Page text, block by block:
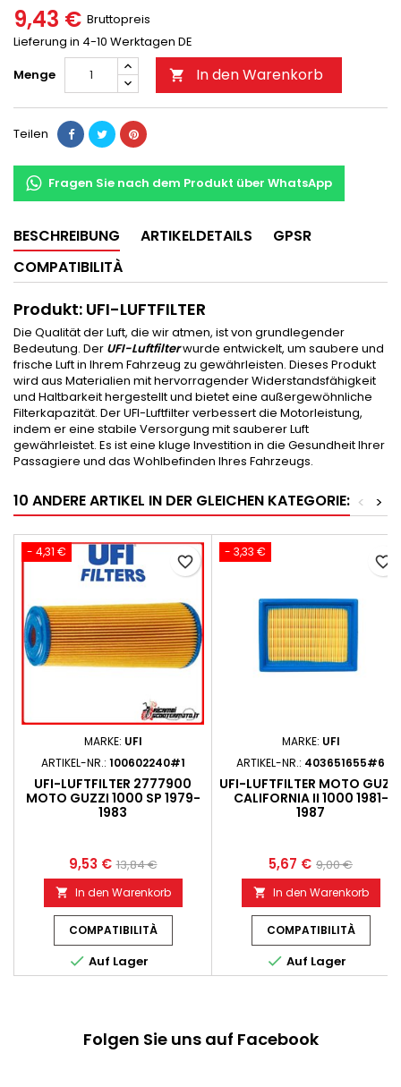
9,43 € Bruttopreis
Lieferung in 4-10 Werktagen DE
Menge
 In den Warenkorb
Teilen
Fragen Sie nach dem Produkt über WhatsApp
BESCHREIBUNG ARTIKELDETAILS
GPSR
COMPATIBILITÀ
Produkt: UFI-LUFTFILTER
Die Qualität der Luft, die wir atmen, ist von grundlegender
Bedeutung. Der UFI-Luftfilterwurde entwickelt, um saubere und
frische Luft in Ihrem Fahrzeug zu gewährleisten. Dieses Produkt
wird aus Materialien mit hervorragender Widerstandsfähigkeit
und Haltbarkeit hergestellt und bietet eine außergewöhnliche
Filterkapazität. Der UFI-Luftfilter verbessert die Motorleistung,
indem er eine stabile Versorgung mit sauberer Luft
gewährleistet. Es ist eine kluge Investition in die Gesundheit Ihrer
Passagiere und das Wohlbefinden Ihres Fahrzeugs.
10 ANDERE ARTIKEL IN DER GLEICHEN KATEGORIE: >
<
- 4,31 €
MARKE: UFI
ARTIKEL-NR.: 100602240#1
UFI-LUFTFILTER 2777900
MOTO GUZZI 1000 SP 1979-
1983
9,53 € 13,84 €
 In den Warenkorb
COMPATIBILITÀ
 Auf Lager
favorite_border
- 3,33 €
MARKE: UFI
ARTIKEL-NR.: 403651655#6
UFI-LUFTFILTER MOTO GUZZI
CALIFORNIA II 1000 1981-
1987
5,67 € 9,00 €
 In den Warenkorb
COMPATIBILITÀ
 Auf Lager
favorite_border
Folgen Sie uns auf Facebook